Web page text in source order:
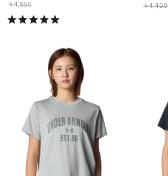
￥4,950
￥4,400